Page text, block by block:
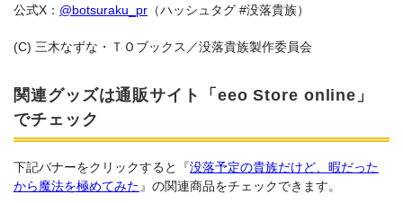
公式X： @botsuraku_pr （ハッシュタグ #没落貴族）
(C) 三木なずな・ＴＯブックス／没落貴族製作委員会
関連グッズは通販サイト「eeo Store online」
でチェック
下記バナーをクリックすると『没落予定の貴族だけど、暇だった
から魔法を極めてみた』の関連商品をチェックできます。